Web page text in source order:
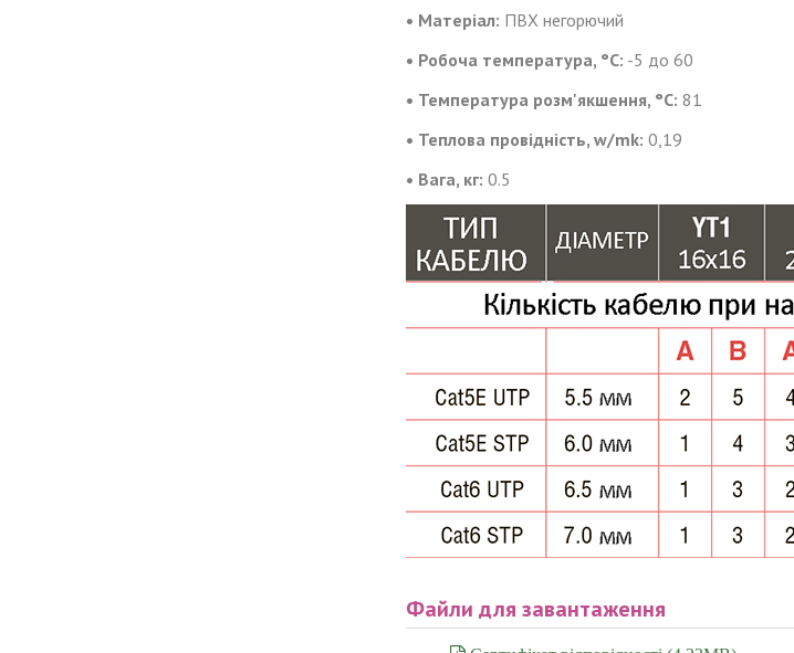
• Матеріал: ПВХ негорючий
• Робоча температура, °C: -5 до 60
• Температура розм'якшення, °C: 81
• Теплова провідність, w/mk: 0,19
• Вага, кг: 0.5
Файли для завантаження